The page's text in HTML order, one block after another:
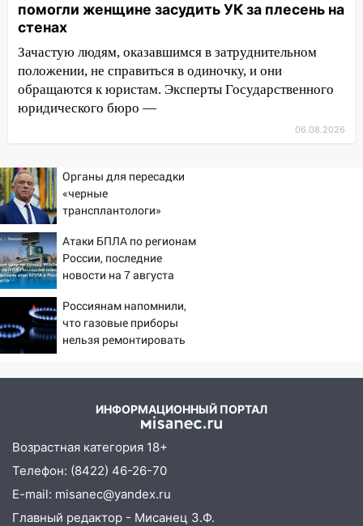
11:49 Снят режим «Ракетная
опасность» на территории Ульяновской
области
11:30 Кабмин РФ разрешил до 1 июля
2027 года импорт, выпуск и обращение
бензина Евро 2, Евро 3, Евро 4
10:27
Где есть бензин в Ульяновске
днем 6 августа: список АЗС
10:16
Внимание! В Ульяновской области
объявлена ракетная опасность
10:00
В Старомайнском районе утонул
51-летний мужчина
09:50
В Ульяновске черный коршун
застрял в тепловозе
09:44 Ульяновские спасатели помогли
юному велосипедисту на улице
Чернышевского
08:21 В Заволжском районе украли два
велосипеда
07:18 В Ульяновск идет
тридцатиградусная жара: какая будет
помогли женщине засудить УК за плесень на
стенах
Зачастую людям, оказавшимся в затруднительном
положении, не справиться в одиночку, и они
обращаются к юристам. Эксперты Государственного
юридического бюро —
06.08.2026
Органы для пересадки
«черные
трансплантологи»
пациентов
Атаки БПЛА по регионам
России, последние
новости на 7 августа
на склады Wildberries,
состояние пострадавших
Россиянам напомнили,
что газовые приборы
нельзя ремонтировать
ИНФОРМАЦИОННЫЙ ПОРТАЛ
Возрастная категория 18+
Телефон: (8422) 46-26-70
E-mail: misanec@yandex.ru
Главный редактор - Мисанец З.Ф.